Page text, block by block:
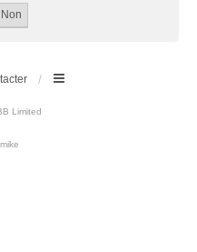
Limited